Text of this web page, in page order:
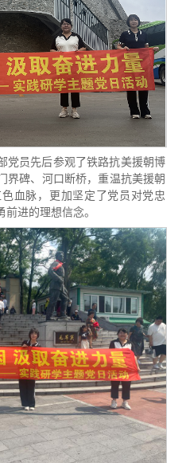
党员先后参观了铁路抗美援朝博
界碑、河口断桥，重温抗美援朝
血脉，更加坚定了党员对党忠
进的理想信念。